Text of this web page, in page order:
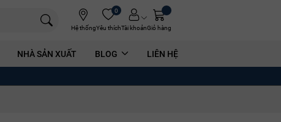
Hệ thống
0
Yêu thíchTài khoảnGiỏ hàng
NHÀ SẢN XUẤT BLOG LIÊN HỆ